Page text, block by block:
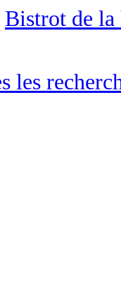
Bistrot de la
les